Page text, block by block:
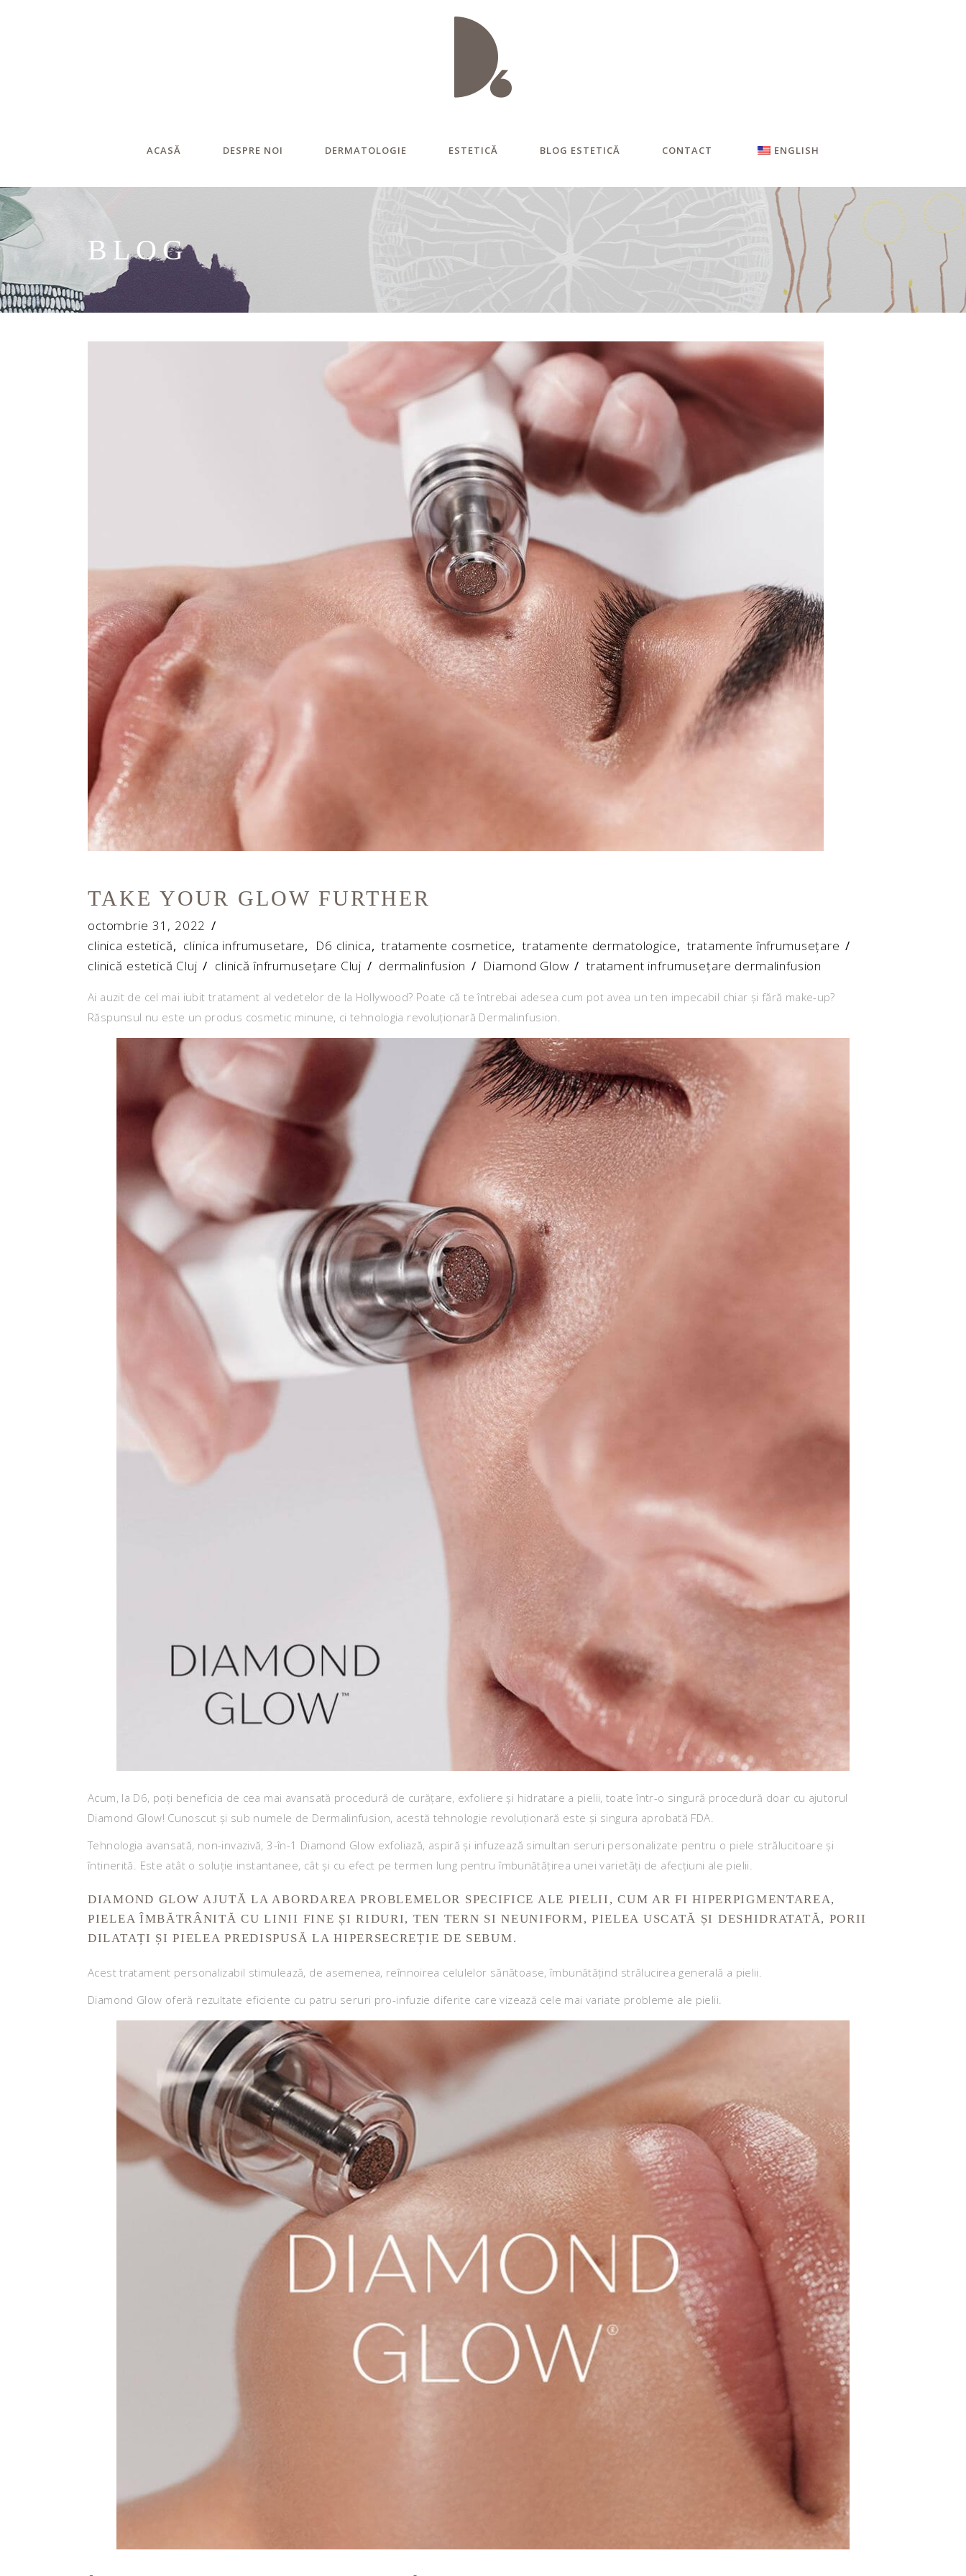
ACASĂ DESPRE NOI DERMATOLOGIE ESTETICĂ BLOG ESTETICĂ CONTACT ENGLISH
BLOG
TAKE YOUR GLOW FURTHER
octombrie 31, 2022
clinica estetică, clinica infrumusetare, D6 clinica,tratamente cosmetice,tratamente dermatologice,tratamente înfrumusețare
clinică estetică Cluj / clinică înfrumusețare Cluj / dermalinfusion / Diamond Glow /tratament infrumusețare dermalinfusion
Ai auzit de cel mai iubit tratament al vedetelor de la Hollywood? Poate că te întrebai adesea cum pot avea un ten impecabil chiar și fără make-up?
Răspunsul nu este un produs cosmetic minune, ci tehnologia revoluționară Dermalinfusion.
Acum, la D6, poți beneficia de cea mai avansată procedură de curățare, exfoliere și hidratare a pielii, toate într-o singură procedură doar cu ajutorul
Diamond Glow! Cunoscut și sub numele de Dermalinfusion, acestă tehnologie revoluționară este și singura aprobată FDA.
Tehnologia avansată, non-invazivă, 3-în-1 Diamond Glow exfoliază, aspiră și infuzează simultan seruri personalizate pentru o piele strălucitoare și
întinerită. Este atât o soluție instantanee, cât și cu efect pe termen lung pentru îmbunătățirea unei varietăți de afecțiuni ale pielii.
DIAMOND GLOW AJUTĂ LA ABORDAREA PROBLEMELOR SPECIFICE ALE PIELII, CUM AR FI HIPERPIGMENTAREA,
PIELEA ÎMBĂTRÂNITĂ CU LINII FINE ȘI RIDURI, TEN TERN SI NEUNIFORM, PIELEA USCATĂ ȘI DESHIDRATATĂ, PORII
DILATAȚI ȘI PIELEA PREDISPUSĂ LA HIPERSECREȚIE DE SEBUM.
Acest tratament personalizabil stimulează, de asemenea, reînnoirea celulelor sănătoase, îmbunătățind strălucirea generală a pielii.
Diamond Glow oferă rezultate eficiente cu patru seruri pro-infuzie diferite care vizează cele mai variate probleme ale pielii.